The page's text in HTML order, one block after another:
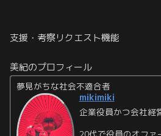
支援・考察リクエスト機能
美紀のプロフィール
夢見がちな社会不適合者
mikimiki
企業役員かつ会社経
20代で役員のオファ